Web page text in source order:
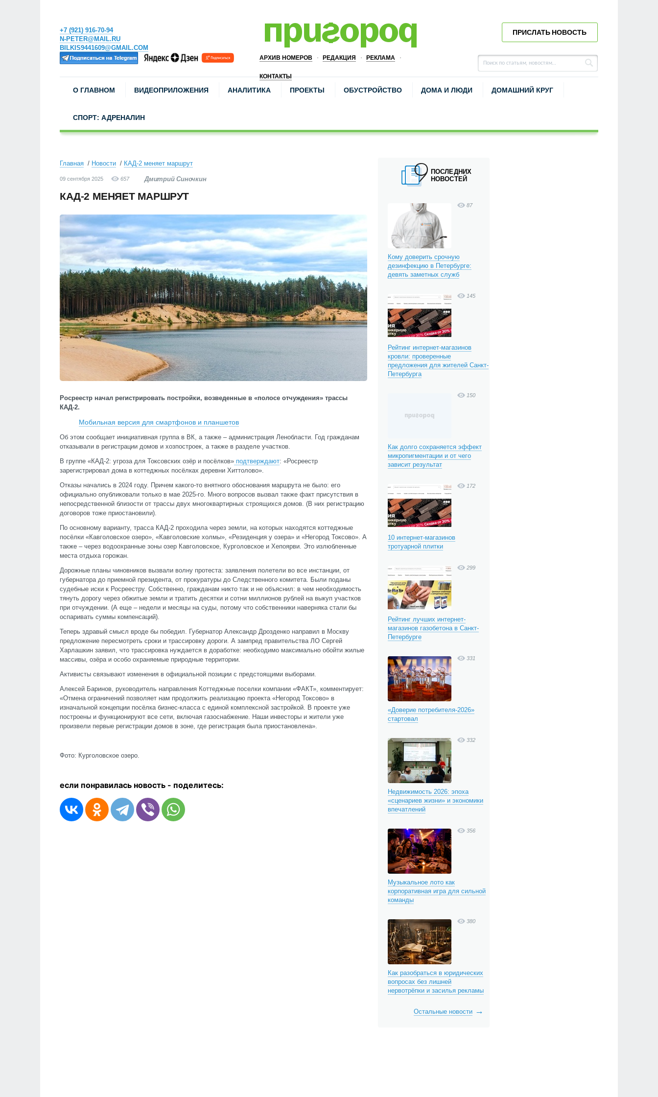
+7 (921) 916-70-94
N-PETER@MAIL.RU
BILKIS9441609@GMAIL.COM
АРХИВ НОМЕРОВ РЕДАКЦИЯ РЕКЛАМА
КОНТАКТЫ
ПРИСЛАТЬ НОВОСТЬ
О ГЛАВНОМ ВИДЕОПРИЛОЖЕНИЯ АНАЛИТИКА ПРОЕКТЫ ОБУСТРОЙСТВО ДОМА И ЛЮДИ ДОМАШНИЙ КРУГ
СПОРТ: АДРЕНАЛИН
Главная Новости КАД-2 меняет маршрут
09 сентября 2025 657 Дмитрий Синочкин
КАД-2 МЕНЯЕТ МАРШРУТ
Росреестр начал регистрировать постройки, возведенные в «полосе отчуждения» трассы
КАД-2.
Мобильная версия для смартфонов и планшетов
Об этом сообщает инициативная группа в ВК, а также – администрация Ленобласти. Год гражданам
отказывали в регистрации домов и хозпостроек, а также в разделе участков.
В группе «КАД-2: угроза для Токсовских озёр и посёлков» подтверждают: «Росреестр
зарегистрировал дома в коттеджных посёлках деревни Хиттолово».
Отказы начались в 2024 году. Причем какого-то внятного обоснования маршрута не было: его
официально опубликовали только в мае 2025-го. Много вопросов вызвал также факт присутствия в
непосредственной близости от трассы двух многоквартирных строящихся домов. (В них регистрацию
договоров тоже приостановили).
По основному варианту, трасса КАД-2 проходила через земли, на которых находятся коттеджные
посёлки «Кавголовское озеро», «Кавголовские холмы», «Резиденция у озера» и «Негород Токсово». А
также – через водоохранные зоны озер Кавголовское, Курголовское и Хепоярви. Это излюбленные
места отдыха горожан.
Дорожные планы чиновников вызвали волну протеста: заявления полетели во все инстанции, от
губернатора до приемной президента, от прокуратуры до Следственного комитета. Были поданы
судебные иски к Росреестру. Собственно, гражданам никто так и не объяснил: в чем необходимость
тянуть дорогу через обжитые земли и тратить десятки и сотни миллионов рублей на выкуп участков
при отчуждении. (А еще – недели и месяцы на суды, потому что собственники наверняка стали бы
оспаривать суммы компенсаций).
Теперь здравый смысл вроде бы победил. Губернатор Александр Дрозденко направил в Москву
предложение пересмотреть сроки и трассировку дороги. А зампред правительства ЛО Сергей
Харлашкин заявил, что трассировка нуждается в доработке: необходимо максимально обойти жилые
массивы, озёра и особо охраняемые природные территории.
Активисты связывают изменения в официальной позиции с предстоящими выборами.
Алексей Баринов, руководитель направления Коттеджные поселки компании «ФАКТ», комментирует:
«Отмена ограничений позволяет нам продолжить реализацию проекта «Негород Токсово» в
изначальной концепции посёлка бизнес-класса с единой комплексной застройкой. В проекте уже
построены и функционируют все сети, включая газоснабжение. Наши инвесторы и жители уже
произвели первые регистрации домов в зоне, где регистрация была приостановлена».
Фото: Курголовское озеро.
если понравилась новость - поделитесь:
ПОСЛЕДНИХ
НОВОСТЕЙ
87
Кому доверить срочную
дезинфекцию в Петербурге:
девять заметных служб
145
Рейтинг интернет-магазинов
кровли: проверенные
предложения для жителей Санкт-
Петербурга
150
Как долго сохраняется эффект
микропигментации и от чего
зависит результат
172
10 интернет-магазинов
тротуарной плитки
299
Рейтинг лучших интернет-
магазинов газобетона в Санкт-
Петербурге
331
«Доверие потребителя-2026»
стартовал
332
Недвижимость 2026: эпоха
«сценариев жизни» и экономики
впечатлений
356
Музыкальное лото как
корпоративная игра для сильной
команды
380
Как разобраться в юридических
вопросах без лишней
нервотрёпки и засилья рекламы
Остальные новости